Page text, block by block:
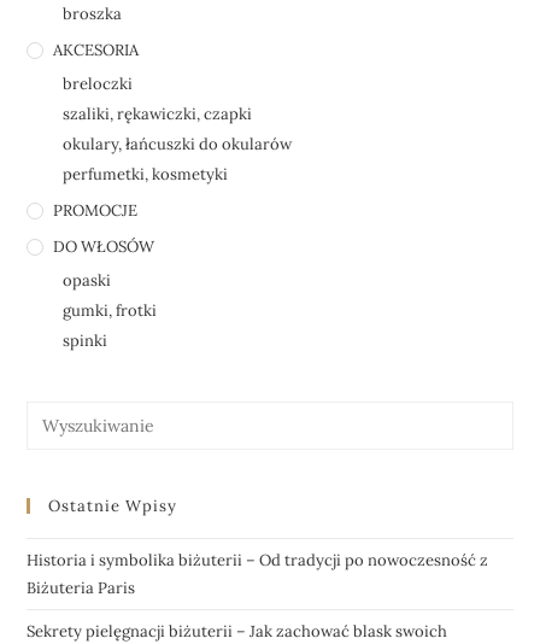
broszka
AKCESORIA
breloczki
szaliki, rękawiczki, czapki
okulary, łańcuszki do okularów
perfumetki, kosmetyki
PROMOCJE
DO WŁOSÓW
opaski
gumki, frotki
spinki
Ostatnie Wpisy
Historia i symbolika biżuterii – Od tradycji po nowoczesność z
Biżuteria Paris
Sekrety pielęgnacji biżuterii – Jak zachować blask swoich